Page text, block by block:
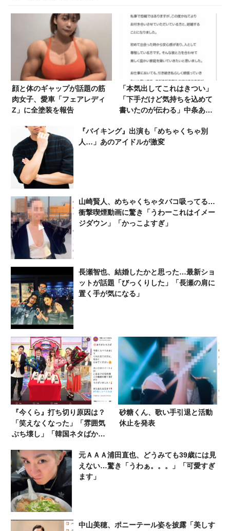
顔と体のギャップが話題の筋
肉女子、愛車「フェアレディ
Z」に全塗装を報告
「本気出してこれはきつい」
「下手だけど気持ちを込めて
書いたのが伝わる」中条あや
話題も…宮沢りえには及ばな
いか「宮沢りえの離婚報告の
『バイキング』出演も「めちゃくちゃ別
人…」あのアイドルが激変
山崎賢人、めちゃくちゃタバコ吸ってる…
衝撃喫煙動画に驚き「うわーこれはイメー
ジダウン」「かっこよすぎ」
長瀬智也、結婚したかと思った…最新ショ
ットが話題「びっくりした」「長瀬の肩に
置く手が気になる」
『今くら』打ち切り原因は？
「笑えなくなった」「雰囲気
ぶち壊し」「韓国ネタばか
砂糖くん、歌い手引退と活動
休止を発表
元ＡＡＡ浦田直也、どうみても39歳には見
えない…驚き「うわぁ。。。」「可愛すぎ
ます」
中山美穂、ポニーテール姿を披露「美しす